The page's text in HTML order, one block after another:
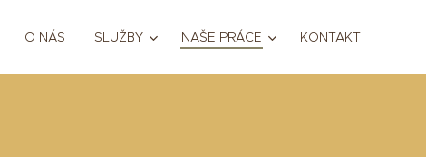
O NÁS SLUŽBY NAŠE PRÁCE KONTAKT